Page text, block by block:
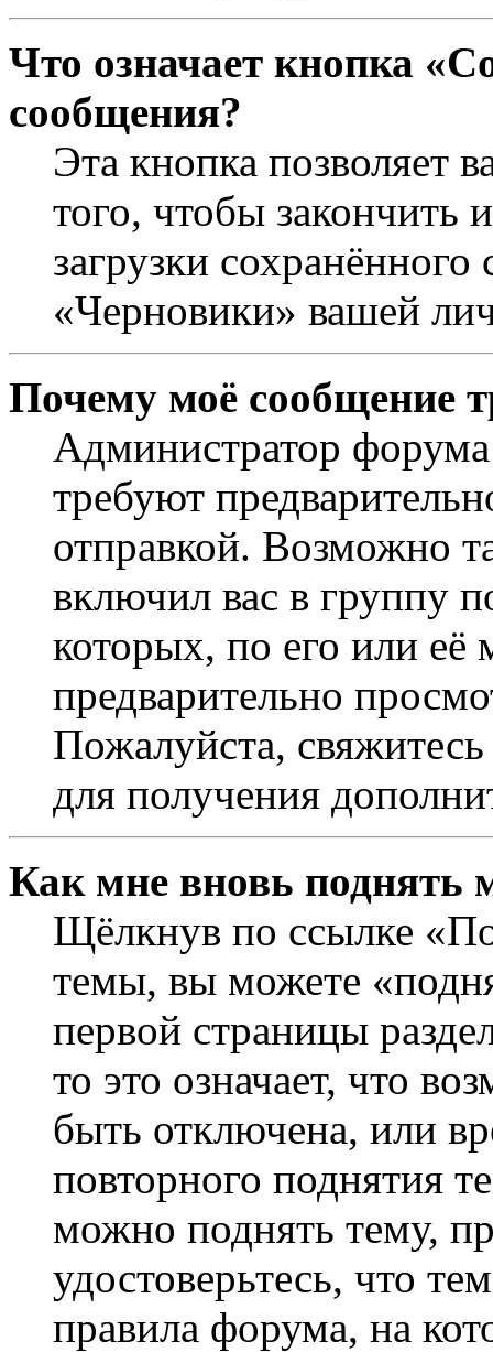
Что означает кнопка
сообщения?
Эта кнопка позволяет
того, чтобы закончить
загрузки
«Черновики» вашей
Почему моё сообщение
Администратор
требуют
отправкой. Возможно
включил вас в группу
которых, по его или
предварительно
Пожалуйста,
для получения
Как мне вновь поднять
Щёлкнув по ссылке
темы, вы можете
первой страницы
то это означает, что
быть отключена, или
повторного поднятия
можно поднять тему,
удостоверьтесь, что
правила форума, на